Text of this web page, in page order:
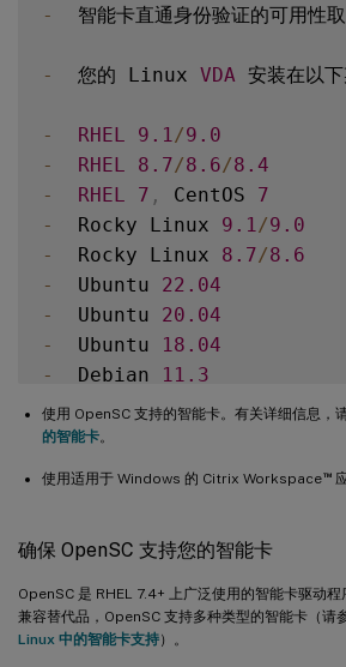
-
智能卡直通身份验证的可用性取
-
  您的 Linux
VDA 安装在以下
- RHEL 9.1 /9.0
-
RHEL 8.7/8.6/8.4
-
RHEL 7 , CentOS 7
-
  Rocky Linux
9.1 /9.0
-
  Rocky Linux
8.7/8.6
-
  Ubuntu
22.04
-
  Ubuntu
20.04
-
  Ubuntu
18.04
-
  Debian
11.3
完成
使用 OpenSC 支持的智能卡。有关详细信息，
的智能卡。
使用适用于 Windows 的 Citrix Workspace™
确保 OpenSC 支持您的智能卡
OpenSC 是 RHEL 7.4+ 上广泛使用的智能卡驱动
兼容替代品，OpenSC 支持多种类型的智能卡（请
Linux 中的智能卡支持）。